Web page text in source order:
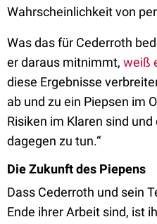
Wahrscheinlichkeit von
Was das für Cederroth
er daraus mitnimmt, weiß
diese Ergebnisse
ab und zu ein Piepsen im
Risiken im Klaren sind
dagegen zu tun.“
Die Zukunft des Piepens
Dass Cederroth und sein
Ende ihrer Arbeit sind, ist